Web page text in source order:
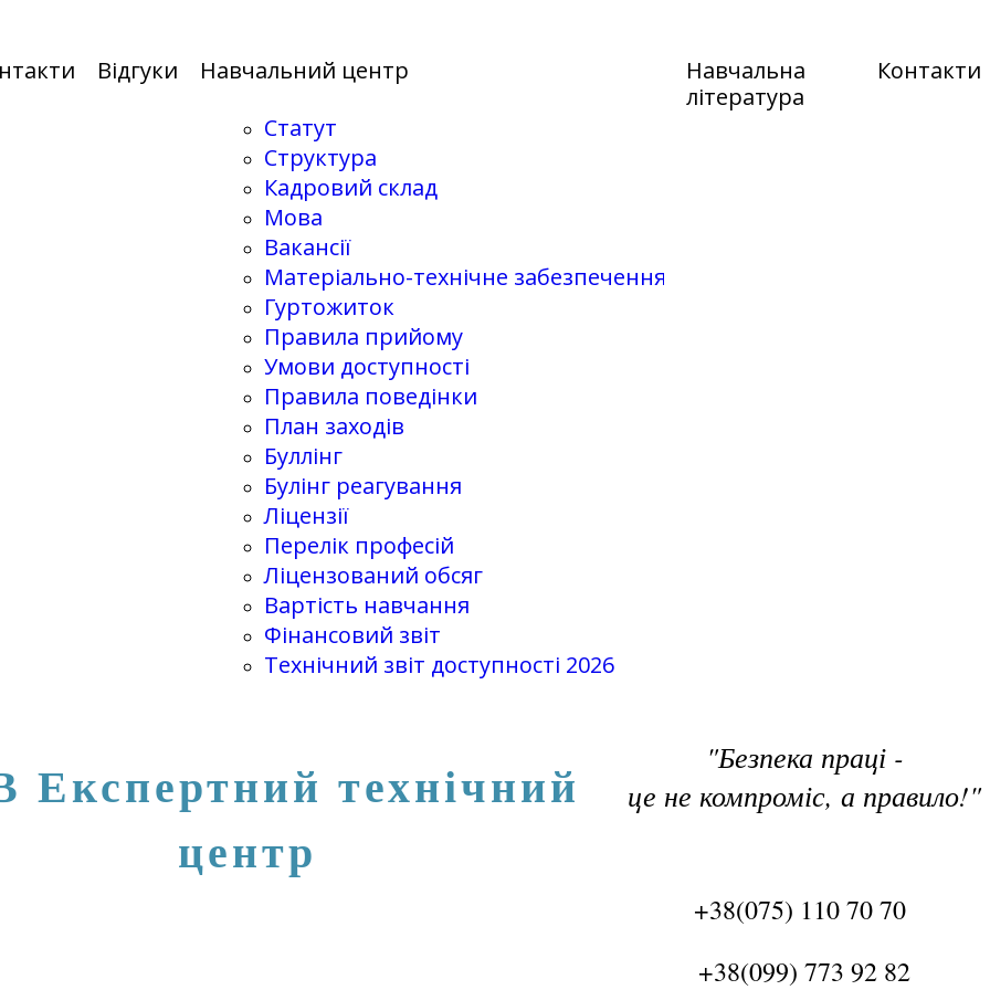
Відгуки
Навчальний центр
Статут
Структура
Кадровий склад
Мова
Вакансії
Матеріально-технічне забезпечення
Гуртожиток
Правила прийому
Умови доступності
Правила поведінки
План заходів
Буллінг
Булінг реагування
Ліцензії
Перелік професій
Ліцензований обсяг
Вартість навчання
Фінансовий звіт
Технічний звіт доступності 2026
Навчальна
література
Контакти
Експертний технічний
центр
"Безпека праці -
це не компроміс, а правило!"
+38(075) 110 70 70
+38(099) 773 92 82